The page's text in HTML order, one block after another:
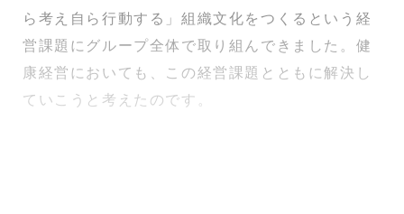
ら考え自ら行動する」組織文化をつくるという経
営課題にグループ全体で取り組んできました。健
康経営においても、この経営課題とともに解決し
ていこうと考えたのです。